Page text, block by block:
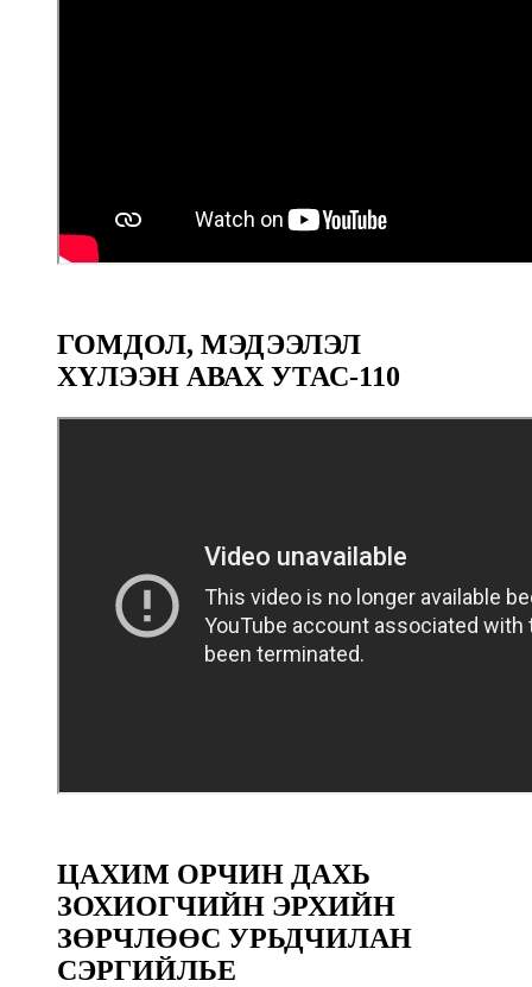
ГОМДОЛ, МЭДЭЭЛЭЛ
ХҮЛЭЭН АВАХ УТАС-110
ЦАХИМ ОРЧИН ДАХЬ
ЗОХИОГЧИЙН ЭРХИЙН
ЗӨРЧЛӨӨС УРЬДЧИЛАН
СЭРГИЙЛЬЕ